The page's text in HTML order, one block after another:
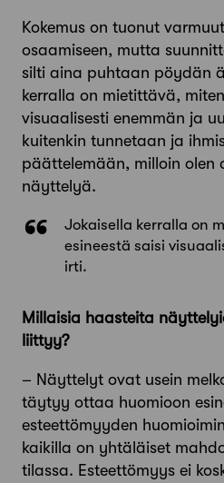
Kokemus on tuonut
osaamiseen, mutta
silti aina puhtaan pöydän
kerralla on mietittävä,
visuaalisesti enemmän ja
kuitenkin tunnetaan ja
päättelemään, milloin olen
näyttelyä.
Jokaisella kerralla on
esineestä saisi
irti.
Millaisia haasteita
liittyy?
– Näyttelyt ovat usein
täytyy ottaa huomioon
esteettömyyden
kaikilla on yhtäläiset
tilassa. Esteettömyys ei